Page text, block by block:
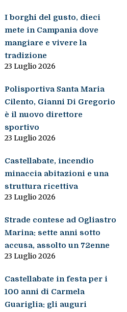
I borghi del gusto, dieci
mete in Campania dove
mangiare e vivere la
tradizione
23 Luglio 2026
Polisportiva Santa Maria
Cilento, Gianni Di Gregorio
è il nuovo direttore
sportivo
23 Luglio 2026
Castellabate, incendio
minaccia abitazioni e una
struttura ricettiva
23 Luglio 2026
Strade contese ad Ogliastro
Marina: sette anni sotto
accusa, assolto un 72enne
23 Luglio 2026
Castellabate in festa per i
100 anni di Carmela
Guariglia: gli auguri